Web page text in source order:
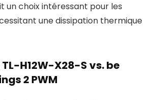
un choix intéressant pour les
une dissipation thermique
H12W-X28-S vs. be
2 PWM